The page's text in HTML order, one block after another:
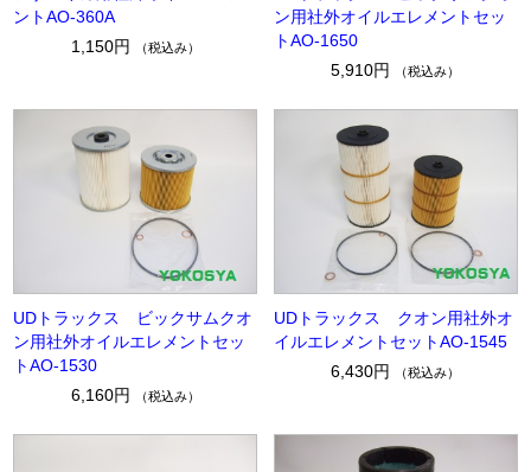
ントAO-360A
1,150円
（税込み）
ン用社外オイルエレメントセッ
トAO-1650
5,910円
（税込み）
UDトラックス ビックサムクオ
ン用社外オイルエレメントセッ
トAO-1530
6,160円
（税込み）
UDトラックス クオン用社外オ
イルエレメントセットAO-1545
6,430円
（税込み）